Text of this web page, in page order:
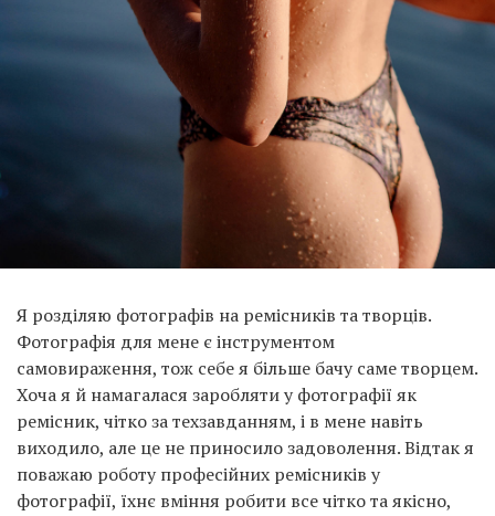
Фотографія для мене є інструментом
самовираження, тож себе я більше бачу саме творцем.
Хоча я й намагалася заробляти у фотографії як
ремісник, чітко за техзавданням, і в мене навіть
виходило, але це не приносило задоволення. Відтак я
поважаю роботу професійних ремісників у
фотографії, їхнє вміння робити все чітко та якісно,
але це не для мене.